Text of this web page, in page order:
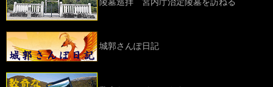
城郭さんぽ日記